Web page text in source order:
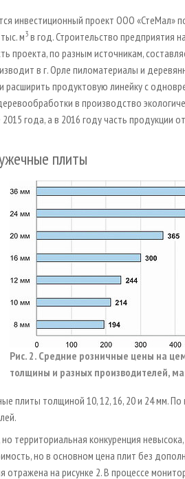
инвестиционный проект ООО «СтеМал»
м3 в год. Строительство предприятия
проекта, по разным источникам,
в г. Орле пиломатериалы и
продуктовую линейку с
в производство
года, а в 2016 году часть продукции
плиты
Рис. 2. Средние розничные цены на
толщины и разных производителей,
плиты толщиной 10, 12, 16, 20 и 24 мм.
территориальная конкуренция
но в основном цена плит без
на рисунке 2. В процессе